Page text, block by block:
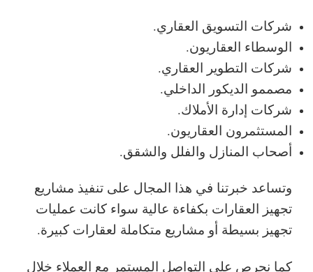
شركات التسويق العقاري.
الوسطاء العقاريون.
شركات التطوير العقاري.
مصممو الديكور الداخلي.
شركات إدارة الأملاك.
المستثمرون العقاريون.
أصحاب المنازل والفلل والشقق.
وتساعد خبرتنا في هذا المجال على تنفيذ مشاريع
تجهيز العقارات بكفاءة عالية سواء كانت عمليات
تجهيز بسيطة أو مشاريع متكاملة لعقارات كبيرة.
كما نحرص على التواصل المستمر مع العملاء خلال